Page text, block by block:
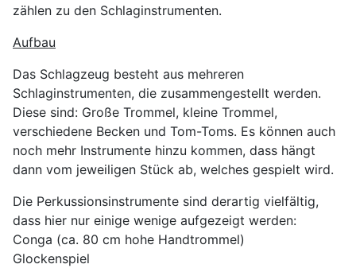
zählen zu den Schlaginstrumenten.
Aufbau
Das Schlagzeug besteht aus mehreren
Schlaginstrumenten, die zusammengestellt werden.
Diese sind: Große Trommel, kleine Trommel,
verschiedene Becken und Tom-Toms. Es können auch
noch mehr Instrumente hinzu kommen, dass hängt
dann vom jeweiligen Stück ab, welches gespielt wird.
Die Perkussionsinstrumente sind derartig vielfältig,
dass hier nur einige wenige aufgezeigt werden:
Conga (ca. 80 cm hohe Handtrommel)
Glockenspiel